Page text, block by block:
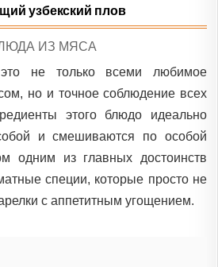
узбекский плов
ИЗ МЯСА
не только всеми любимое
но и точное соблюдение всех
этого блюдо идеально
и смешиваются по особой
одним из главных достоинств
специи, которые просто не
с аппетитным угощением.